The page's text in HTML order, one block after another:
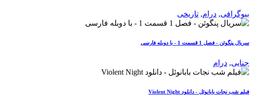
بیوگرافی, درام, تاریخی
سریال پنگوئن - فصل 1 قسمت 1 - با دوبله فارسی
جنایی, درام
فیلم شب نجات بابانوئل - دانلود Violent Night